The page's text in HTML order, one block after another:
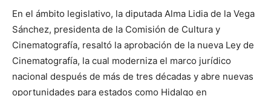
En el ámbito legislativo, la diputada Alma Lidia de la Vega
Sánchez, presidenta de la Comisión de Cultura y
Cinematografía, resaltó la aprobación de la nueva Ley de
Cinematografía, la cual moderniza el marco jurídico
nacional después de más de tres décadas y abre nuevas
oportunidades para estados como Hidalgo en